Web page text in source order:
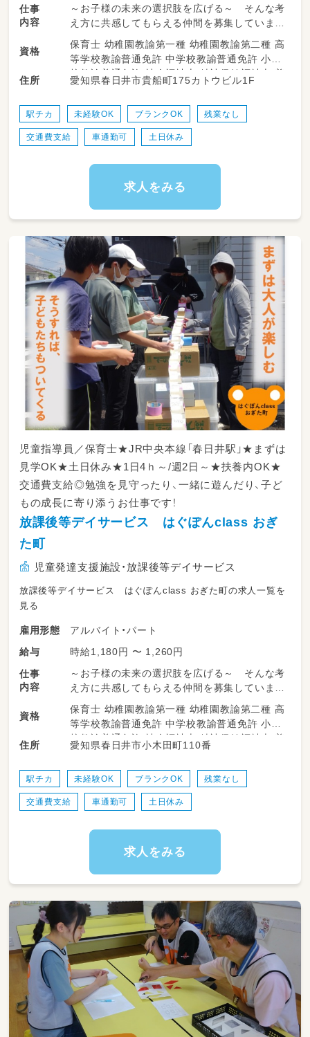
仕事
内容
～お子様の未来の選択肢を広げる～ そんな考
え方に共感してもらえる仲間を募集しています
はぐぽんでは療育の必要なお子さまが、日常生
活における動作やルール、社会性、正しい言葉遣
課後活動をサポートしています。
学校という枠組みから卒業し、社会人となった
そんな想いを込めながら、職員も一緒に遊んだ
すので、ご安心ください。
また、毎日ミーティングの時間を取っています
ので、その都度、子どものことや業務・支援のこ
となど、疑問点があればみんなで相談しながら
進めています。
子どもの自立や成長をサポートするお仕事で
す！
子どもたちの未来を一緒に考えていただける方
をお待ちしております！
【仕事内容】
・お子様に対する療育（個別支援・集団支援）
・宿題の補助
・送迎業務（送迎車はノアです）
【1日の流れ（一例）】
13:00～ スタッフミーティング・おやつ作り
など
14:30～ 各学校へお迎え
15:00～ 宿題の補助・おやつ・自由遊び
17:30～ 各家庭へお送り・片付け
※学校休業日は午前からの預かりがあります
雇用期間6ヶ月（原則更新・更新上限なし）
・従事すべき業務の変更あり:会社の定める業務
・就業の場所の変更の範囲あり:法人内の通勤可
能な事業所に異動の可能性あり
資格
保育士 幼稚園教諭第一種 幼稚園教諭第二種 高
等学校教諭普通免許 中学校教諭普通免許 小学
校教諭普通免許 社会福祉士 精神保健福祉士 普
通自動車運転免許
住所 愛知県春日井市貴船町175カトウビル1F
駅チカ 未経験OK ブランクOK 残業なし
交通費支給 車通勤可 土日休み
求人をみる
児童指導員／保育士★JR中央本線「春日井駅」★まずは
見学OK★土日休み★1日4ｈ～/週2日～★扶養内OK★
交通費支給◎勉強を見守ったり、一緒に遊んだり、子ど
もの成長に寄り添うお仕事です！
放課後等デイサービス はぐぽんclass おぎ
た町
児童発達支援施設・放課後等デイサービス
放課後等デイサービス はぐぽんclass おぎた町の求人一覧を
見る
雇用形態
アルバイト・パート
給与
時給1,180円 〜 1,260円
仕事
内容
～お子様の未来の選択肢を広げる～ そんな考
え方に共感してもらえる仲間を募集しています
はぐぽんでは療育の必要なお子さまが、日常生
活における動作やルール、社会性、正しい言葉遣
課後活動をサポートしています。
学校という枠組みから卒業し、社会人となった
そんな想いを込めながら、職員も一緒に遊んだ
すので、ご安心ください。
また、毎日ミーティングの時間を取っています
ので、その都度、子どものことや業務・支援のこ
となど、疑問点があればみんなで相談しながら
進めています。
子どもの自立や成長をサポートするお仕事で
す！
子どもたちの未来を一緒に考えていただける方
資格
保育士 幼稚園教諭第一種 幼稚園教諭第二種 高
等学校教諭普通免許 中学校教諭普通免許 小学
校教諭普通免許 社会福祉士 精神保健福祉士 普
通自動車運転免許
住所 愛知県春日井市小木田町110番
駅チカ 未経験OK ブランクOK 残業なし
交通費支給 車通勤可 土日休み
求人をみる